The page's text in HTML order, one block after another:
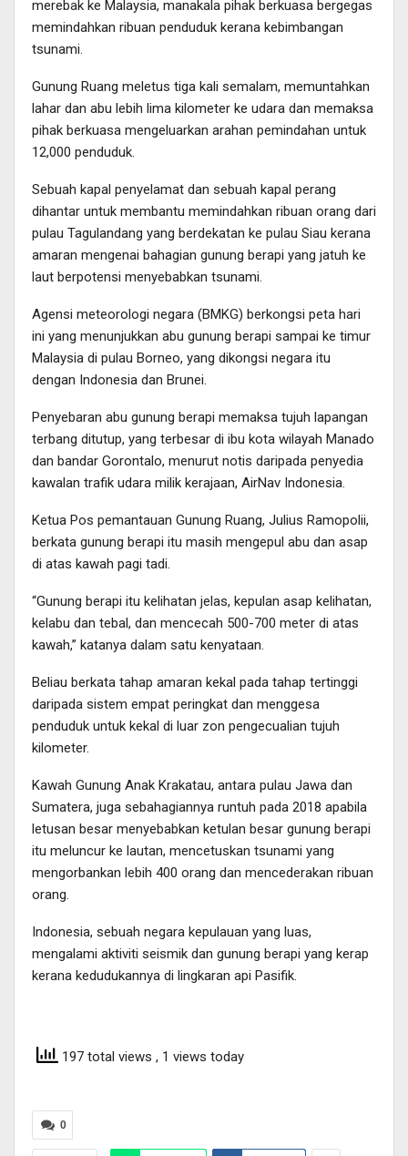
merebak ke Malaysia, manakala pihak berkuasa bergegas
memindahkan ribuan penduduk kerana kebimbangan
tsunami.
Gunung Ruang meletus tiga kali semalam, memuntahkan
lahar dan abu lebih lima kilometer ke udara dan memaksa
pihak berkuasa mengeluarkan arahan pemindahan untuk
12,000 penduduk.
Sebuah kapal penyelamat dan sebuah kapal perang
dihantar untuk membantu memindahkan ribuan orang dari
pulau Tagulandang yang berdekatan ke pulau Siau kerana
amaran mengenai bahagian gunung berapi yang jatuh ke
laut berpotensi menyebabkan tsunami.
Agensi meteorologi negara (BMKG) berkongsi peta hari
ini yang menunjukkan abu gunung berapi sampai ke timur
Malaysia di pulau Borneo, yang dikongsi negara itu
dengan Indonesia dan Brunei.
Penyebaran abu gunung berapi memaksa tujuh lapangan
terbang ditutup, yang terbesar di ibu kota wilayah Manado
dan bandar Gorontalo, menurut notis daripada penyedia
kawalan trafik udara milik kerajaan, AirNav Indonesia.
Ketua Pos pemantauan Gunung Ruang, Julius Ramopolii,
berkata gunung berapi itu masih mengepul abu dan asap
di atas kawah pagi tadi.
“Gunung berapi itu kelihatan jelas, kepulan asap kelihatan,
kelabu dan tebal, dan mencecah 500-700 meter di atas
kawah,” katanya dalam satu kenyataan.
Beliau berkata tahap amaran kekal pada tahap tertinggi
daripada sistem empat peringkat dan menggesa
penduduk untuk kekal di luar zon pengecualian tujuh
kilometer.
Kawah Gunung Anak Krakatau, antara pulau Jawa dan
Sumatera, juga sebahagiannya runtuh pada 2018 apabila
letusan besar menyebabkan ketulan besar gunung berapi
itu meluncur ke lautan, mencetuskan tsunami yang
mengorbankan lebih 400 orang dan mencederakan ribuan
orang.
Indonesia, sebuah negara kepulauan yang luas,
mengalami aktiviti seismik dan gunung berapi yang kerap
kerana kedudukannya di lingkaran api Pasifik.
197 total views , 1 views today
0